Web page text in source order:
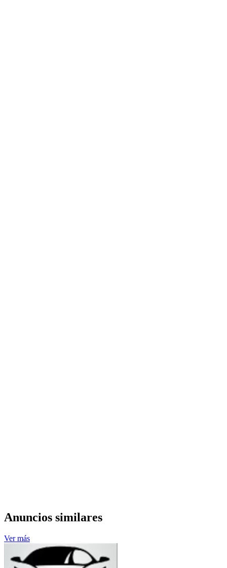
Anuncios similares
Ver más